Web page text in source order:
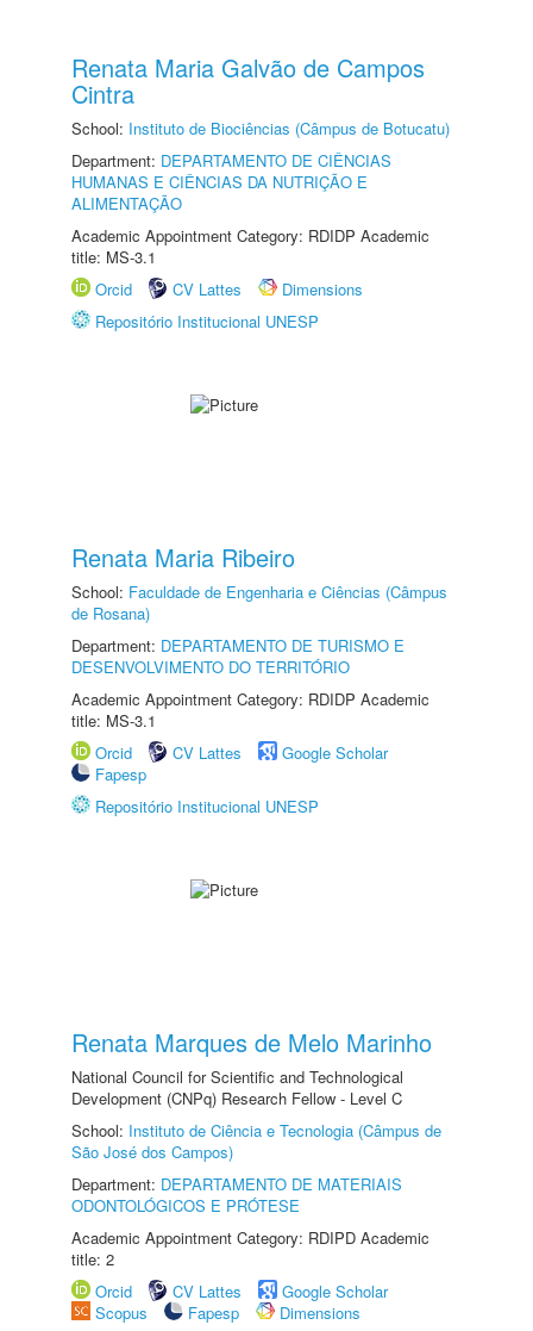
Renata Maria Galvão de Campos
Cintra
School: Instituto de Biociências (Câmpus de Botucatu)
Department: DEPARTAMENTO DE CIÊNCIAS
HUMANAS E CIÊNCIAS DA NUTRIÇÃO E
ALIMENTAÇÃO
Academic Appointment Category: RDIDP Academic
title: MS-3.1
Orcid
CV Lattes
Dimensions
Repositório Institucional UNESP
Renata Maria Ribeiro
School: Faculdade de Engenharia e Ciências (Câmpus
de Rosana)
Department: DEPARTAMENTO DE TURISMO E
DESENVOLVIMENTO DO TERRITÓRIO
Academic Appointment Category: RDIDP Academic
title: MS-3.1
Orcid
CV Lattes
Google Scholar
Fapesp
Repositório Institucional UNESP
Renata Marques de Melo Marinho
National Council for Scientific and Technological
Development (CNPq) Research Fellow - Level C
School: Instituto de Ciência e Tecnologia (Câmpus de
São José dos Campos)
Department: DEPARTAMENTO DE MATERIAIS
ODONTOLÓGICOS E PRÓTESE
Academic Appointment Category: RDIPD Academic
title: 2
Orcid
CV Lattes
Google Scholar
Scopus
Fapesp
Dimensions